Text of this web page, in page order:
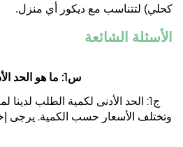
كحلي) لتتناسب مع ديكور أي منزل.
الأسئلة الشائعة
س1: ما هو الحد الأدنى لكمية الطلب والسعر؟
وتختلف الأسعار حسب الكمية. يرجى